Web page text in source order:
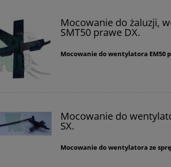
Mocowanie do żaluzji,
SMT50 prawe DX.
Mocowanie do wentylatora EM50
Mocowanie do
SX.
Mocowanie do wentylatora ze